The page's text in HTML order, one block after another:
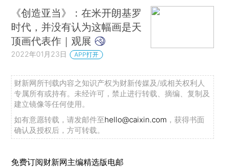
《创造亚当》：在米开朗基罗
时代，并没有认为这幅画是天
顶画代表作｜观展
2022年01月23日 APP打开
财新网所刊载内容之知识产权为财新传媒及/或相关权利人
专属所有或持有。未经许可，禁止进行转载、摘编、复制及
建立镜像等任何使用。
如有意愿转载，请发邮件至hello@caixin.com ，获得书面
确认及授权后，方可转载。
免费订阅财新网主编精选版电邮